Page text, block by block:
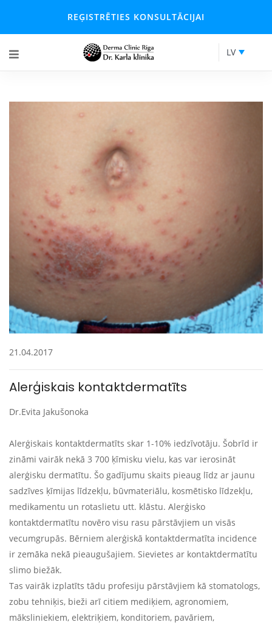
REĢISTRĒTIES KONSULTĀCIJAI
LV
21.04.2017
Alerģiskais kontaktdermatīts
Dr.Evita Jakušonoka
Alerģiskais kontaktdermatīts skar 1-10% iedzīvotāju. Šobrīd ir
zināmi vairāk nekā 3 700 ķīmisku vielu, kas var ierosināt
alerģisku dermatītu. Šo gadījumu skaits pieaug līdz ar jaunu
sadzīves ķīmijas līdzekļu, būvmateriālu, kosmētisko līdzekļu,
medikamentu un rotaslietu utt. klāstu. Alerģisko
kontaktdermatītu novēro visu rasu pārstāvjiem un visās
vecumgrupās. Bērniem alerģiskā kontaktdermatīta incidence
ir zemāka nekā pieaugušajiem. Sievietes ar kontaktdermatītu
slimo biežāk.
Tas vairāk izplatīts tādu profesiju pārstāvjiem kā stomatologs,
zobu tehniķis, bieži arī citiem mediķiem, agronomiem,
māksliniekiem, elektriķiem, konditoriem, pavāriem,